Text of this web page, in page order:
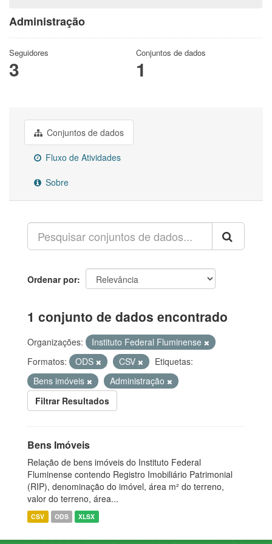
Administração
Seguidores
3
Conjuntos de dados
1
Conjuntos de dados
Fluxo de Atividades
Sobre
Ordenar por
1 conjunto de dados encontrado
Organizações:
Instituto Federal Fluminense
Formatos:
ODS CSV
Etiquetas:
Bens imóveis
Administração
Filtrar Resultados
Bens Imóveis
Relação de bens imóveis do Instituto Federal
Fluminense contendo Registro Imobiliário Patrimonial
(RIP), denominação do imóvel, área m² do terreno,
valor do terreno, área...
CSV ODS XLSX